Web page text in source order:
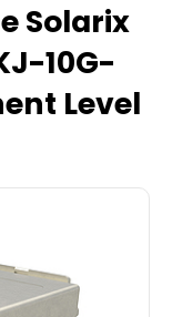
Solarix
10G-
Level